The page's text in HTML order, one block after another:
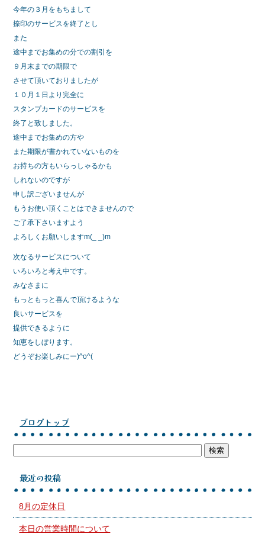
今年の３月をもちまして
捺印のサービスを終了とし
また
途中までお集めの分での割引を
９月末までの期限で
させて頂いておりましたが
１０月１日より完全に
スタンプカードのサービスを
終了と致しました。
途中までお集めの方や
また期限が書かれていないものを
お持ちの方もいらっしゃるかも
しれないのですが
申し訳ございませんが
もうお使い頂くことはできませんので
ご了承下さいますよう
よろしくお願いしますm(_ _)m
次なるサービスについて
いろいろと考え中です。
みなさまに
もっともっと喜んで頂けるような
良いサービスを
提供できるように
知恵をしぼります。
どうぞお楽しみにー)^o^(
ブログトップ
最近の投稿
8月の定休日
本日の営業時間について